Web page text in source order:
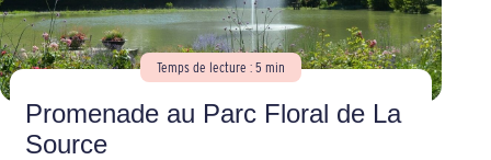
Temps de lecture : 5 min
Promenade au Parc Floral de La
Source